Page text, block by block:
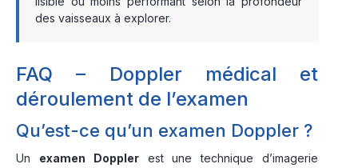
des vaisseaux à explorer.
FAQ – Doppler médical et
déroulement de l’examen
Qu’est-ce qu’un examen Doppler ?
Un examen Dopplerest une technique d’imagerie